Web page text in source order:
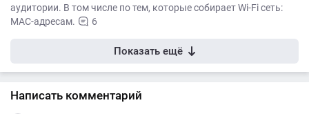
аудитории. В том числе по тем, которые собирает Wi-Fi сеть:
MAC-адресам.
6
Показать ещё
Написать комментарий